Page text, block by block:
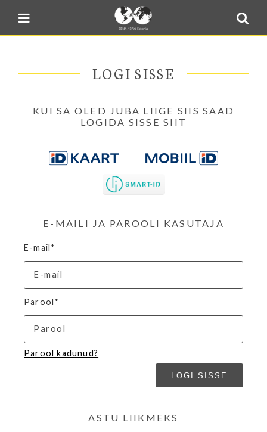
Sulge menüü
Blogi
E-pood
Minu BPW
In English
LOGI SISSE
KUI SA OLED JUBA LIIGE SIIS SAAD
LOGIDA SISSE SIIT
E-MAILI JA PAROOLI KASUTAJA
E-mail*
Parool*
Parool kadunud?
ASTU LIIKMEKS